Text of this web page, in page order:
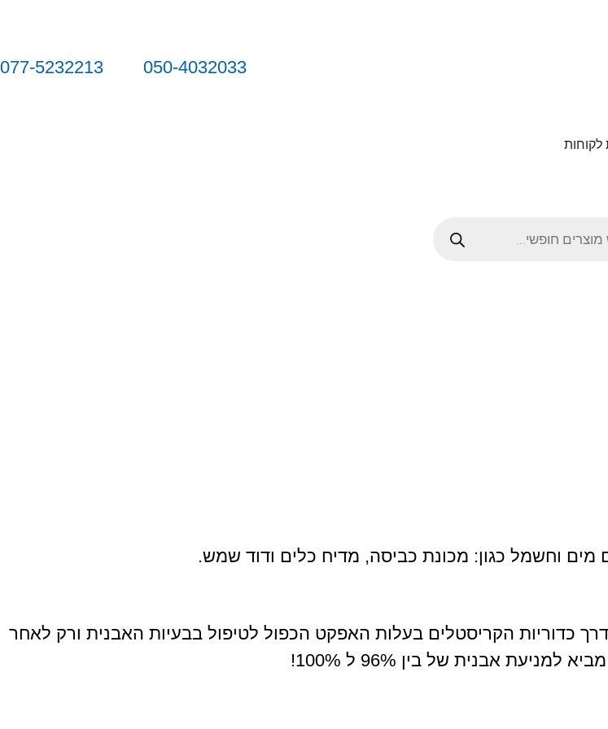
050-4032033
077-5232213
לקוחות
וחשמל כגון: מכונת כביסה, מדיח כלים ודוד שמש.
כדוריות הקריסטלים בעלות האפקט הכפול לטיפול בבעיות האבנית ורק לאחר
אבנית של בין 96% ל 100%!